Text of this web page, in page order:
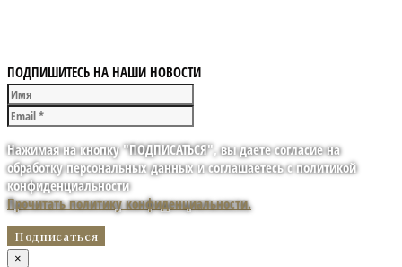
ПОДПИШИТЕСЬ НА НАШИ НОВОСТИ
Нажимая на кнопку "ПОДПИСАТЬСЯ", вы даете согласие на
обработку персональных данных и соглашаетесь с политикой
конфиденциальности
Прочитать политику конфиденциальности.
×